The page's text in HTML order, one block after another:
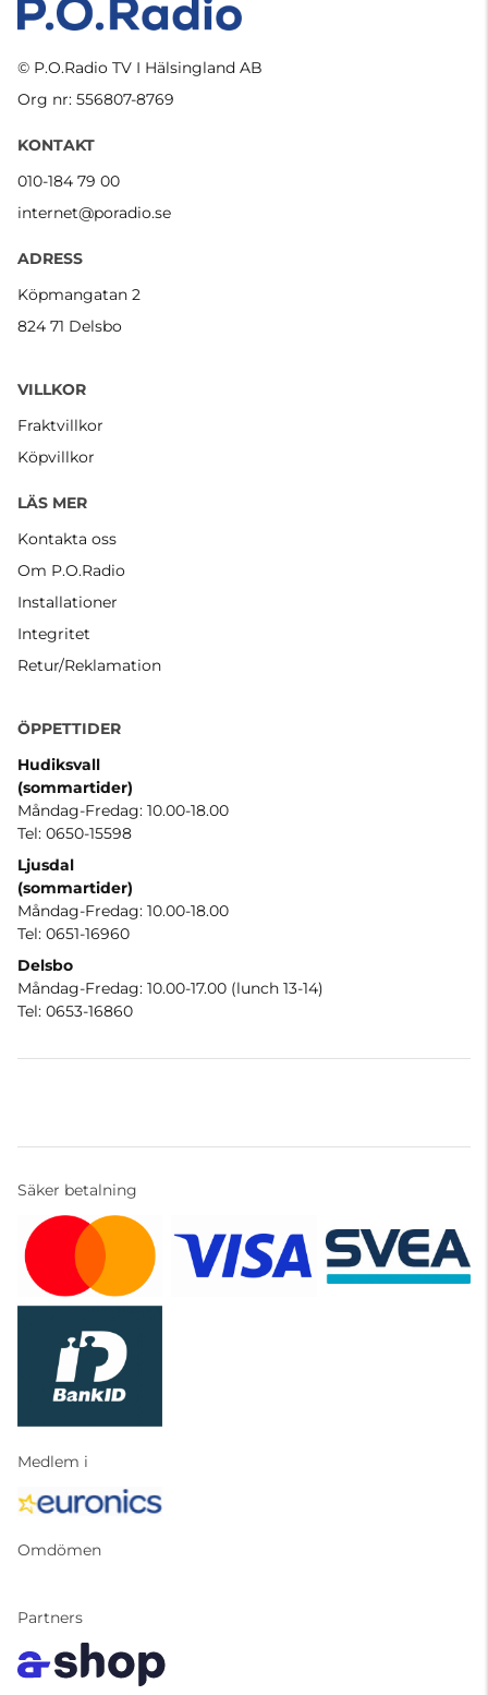
© P.O.Radio TV I Hälsingland AB
Org nr: 556807-8769
KONTAKT
010-184 79 00
internet@poradio.se
ADRESS
Köpmangatan 2
824 71 Delsbo
VILLKOR
Fraktvillkor
Köpvillkor
LÄS MER
Kontakta oss
Om P.O.Radio
Installationer
Integritet
Retur/Reklamation
ÖPPETTIDER
Hudiksvall
(sommartider)
Måndag-Fredag: 10.00-18.00
Tel: 0650-15598
Ljusdal
(sommartider)
Måndag-Fredag: 10.00-18.00
Tel: 0651-16960
Delsbo
Måndag-Fredag: 10.00-17.00 (lunch 13-14)
Tel: 0653-16860
Säker betalning
Medlem i
Omdömen
Partners